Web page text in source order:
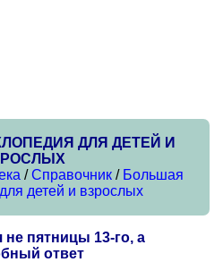
ДЛЯ ДЕТЕЙ И
/Справочник / Большая
детей и взрослых
не пятницы 13-го, а
ответ